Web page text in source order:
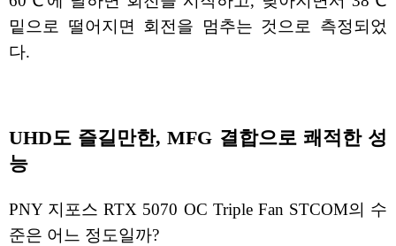
밑으로 떨어지면 회전을 멈추는 것으로 측정되었
다.
UHD도 즐길만한, MFG 결합으로 쾌적한 성
능
PNY 지포스 RTX 5070 OC Triple Fan STCOM의 수
준은 어느 정도일까?